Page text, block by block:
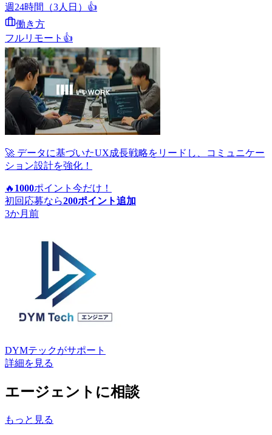
週24時間（3人日） 👍
働き方
フルリモート 👍
🚀 データに基づいたUX成長戦略をリードし、コミュニケー
ション設計を強化！
🔥 1000ポイント 今だけ！
初回応募なら200ポイント追加
3か月前
DYMテックがサポート
詳細を見る
エージェントに相談
もっと見る